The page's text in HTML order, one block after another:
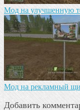
Мод на улучшенную
Мод на рекламный
Добавить